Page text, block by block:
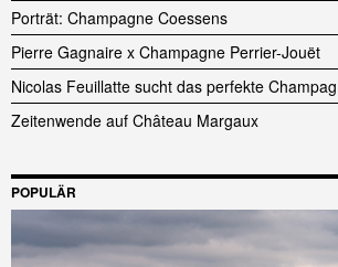
Porträt: Champagne Coessens
Pierre Gagnaire x Champagne Perrier-Jouët
Nicolas Feuillatte sucht das perfekte
Zeitenwende auf Château Margaux
POPULÄR